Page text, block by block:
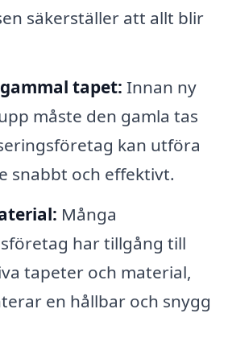
säkerställer att allt blir
tapet: Innan ny
måste den gamla tas
kan utföra
snabbt och effektivt.
Många
har tillgång till
tapeter och material,
en hållbar och snygg